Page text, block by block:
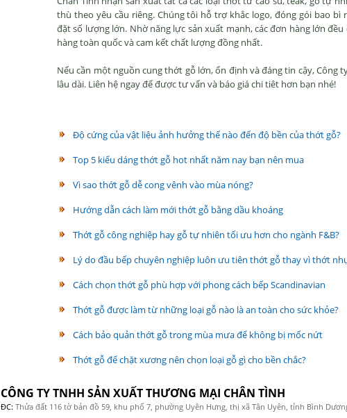
thù theo yêu cầu riêng. Chúng tôi hỗ trợ khắc logo, đóng gói bao bì
đặt số lượng lớn. Nhờ năng lực sản xuất mạnh, các đơn hàng lớn
hàng toàn quốc và cam kết chất lượng đồng nhất.
Nếu cần một nguồn cung thớt gỗ lớn, ổn định và đáng tin cậy, Công
lâu dài. Liên hệ ngay để được tư vấn và báo giá chi tiêt hơn bạn nhé!
Độ cứng của vật liệu ảnh hưởng thế nào đến độ bền của thớt gỗ?
Top 5 kiểu dáng thớt gỗ hot nhất năm nay bạn nên mua
Vì sao thớt gỗ dễ cong vênh vào mùa nóng?
Hướng dẫn cách làm mới thớt gỗ bằng dầu khoáng
Thớt gỗ công nghiệp hay gỗ tự nhiên tối ưu hơn cho ngành F&B?
Lý do đầu bếp chuyên nghiệp luôn ưu tiên thớt gỗ thay vì thớt
Cách chọn thớt gỗ phù hợp với phong cách bếp Scandinavian
Thớt gỗ được làm từ những loại gỗ nào là an toàn cho sức khỏe?
Cách bảo quản thớt gỗ trong mùa mưa để không bị mốc nứt
Thớt gỗ để chặt xương nên chọn loại gỗ gì cho bền chắc?
CÔNG TY TNHH SẢN XUẤT THƯƠNG MẠI CHÂN TÌNH
ĐC: Thửa đất 116 tờ bản đồ 59, khu phố 7, phường Uyên Hưng, thị xã Tân Uyên, tỉnh Bình